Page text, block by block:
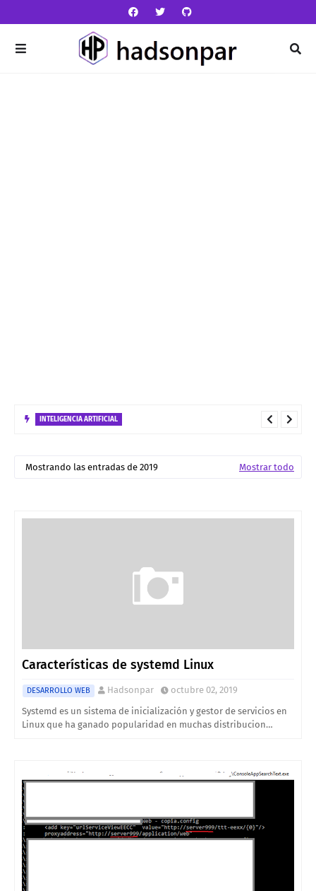
Estrategias de Despliegue
Mostrando las entradas de 2019 Mostrar todo
Características de systemd Linux
DESARROLLO WEB Hadsonpar
octubre 02, 2019
Systemd es un sistema de inicialización y gestor de servicios en
Linux que ha ganado popularidad en muchas distribucion…